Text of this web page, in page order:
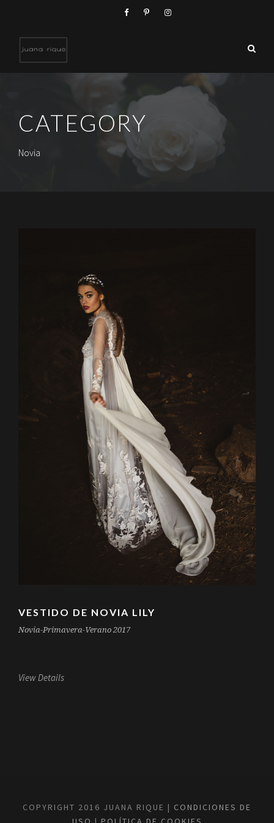
CATEGORY
Novia
VESTIDO DE NOVIA LILY
Novia-Primavera-Verano 2017
View Details
COPYRIGHT 2016 JUANA RIQUE | CONDICIONES DE